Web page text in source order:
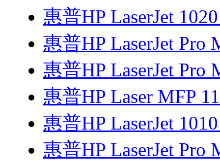
惠普HP LaserJet
惠普HP LaserJet Pro
惠普HP LaserJet Pro
惠普HP Laser MFP
惠普HP LaserJet
惠普HP LaserJet Pro